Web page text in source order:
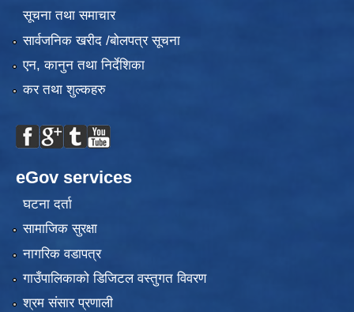
सूचना तथा समाचार
सार्वजनिक खरीद /बोलपत्र सूचना
एन, कानुन तथा निर्देशिका
कर तथा शुल्कहरु
eGov services
घटना दर्ता
सामाजिक सुरक्षा
नागरिक वडापत्र
गाउँपालिकाको डिजिटल वस्तुगत विवरण
श्रम संसार प्रणाली